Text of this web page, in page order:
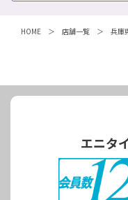
HOME 店舗一覧 兵庫
エニタ